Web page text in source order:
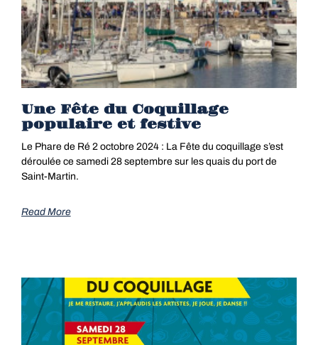
Une Fête du Coquillage
populaire et festive
Le Phare de Ré 2 octobre 2024 : La Fête du coquillage s’est
déroulée ce samedi 28 septembre sur les quais du port de
Saint-Martin.
Read More